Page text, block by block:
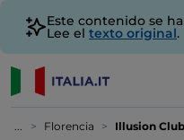
Este contenido se
Lee el texto original.
... Florencia Illusion Club